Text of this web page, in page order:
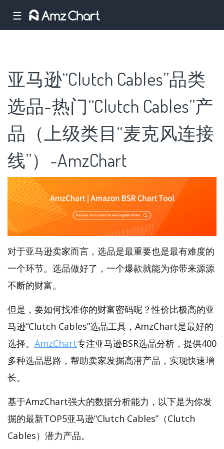
☰
亚马逊“Clutch Cables”品类
选品-热门“Clutch Cables”产
品（上级类目“麦克风连接
线”）-AmzChart
对于亚马逊卖家而言，选品是最重要也是最有难度的
一个环节。选品做好了，一个爆款就能为你带来源源
不断的财富。
但是，要如何找准你的财富密码呢？性价比极高的亚
马逊“Clutch Cables”选品工具，AmzChart是最好的
选择。 AmzChart专注亚马逊BSR选品分析，提供400
多种选品思路，帮助卖家发掘高潜产品，实现快速增
长。
基于AmzChart强大的数据分析能力，以下是为你发
掘的最新TOP5亚马逊“Clutch Cables”（Clutch
Cables）潜力产品。